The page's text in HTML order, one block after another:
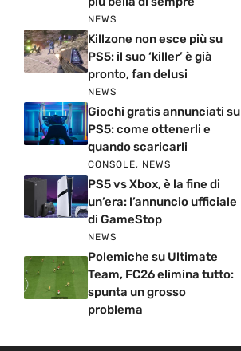
NEWS
Killzone non esce più su
PS5: il suo ‘killer’ è già
pronto, fan delusi
NEWS
Giochi gratis annunciati su
PS5: come ottenerli e
quando scaricarli
CONSOLE, NEWS
PS5 vs Xbox, è la fine di
un’era: l’annuncio ufficiale
di GameStop
NEWS
Polemiche su Ultimate
Team, FC26 elimina tutto:
spunta un grosso
problema